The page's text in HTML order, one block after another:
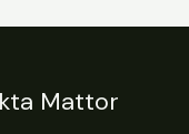
Mattor